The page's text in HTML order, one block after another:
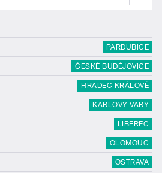
PARDUBICE
ČESKÉ BUDĚJOVICE
HRADEC KRÁLOVÉ
KARLOVY VARY
LIBEREC
OLOMOUC
OSTRAVA